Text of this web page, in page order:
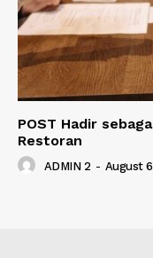
POST Hadir
Restoran
ADMIN 2 - August